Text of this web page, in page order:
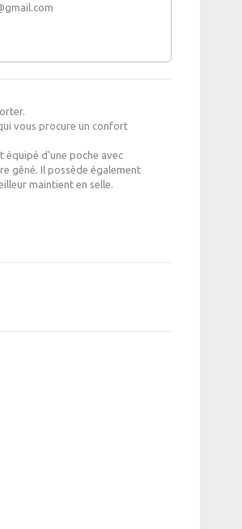
vous procure un confort
équipé d'une poche avec
gêné. Il possède également
maintient en selle.